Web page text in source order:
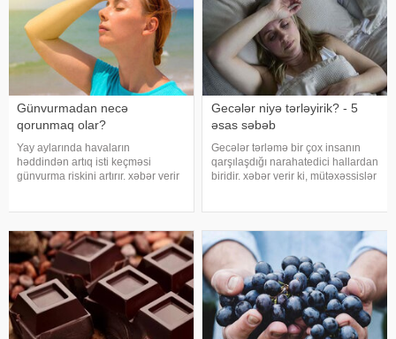
Günvurmadan necə
qorunmaq olar?
Yay aylarında havaların
həddindən artıq isti keçməsi
günvurma riskini artırır. xəbər verir
olmalıdırlar. Günvurmadan
qorunma
Gecələr niyə tərləyirik? - 5
əsas səbəb
Gecələr tərləmə bir çox insanın
qarşılaşdığı narahatedici hallardan
biridir. xəbər verir ki, mütəxəssislər
problemlərinin əlamət